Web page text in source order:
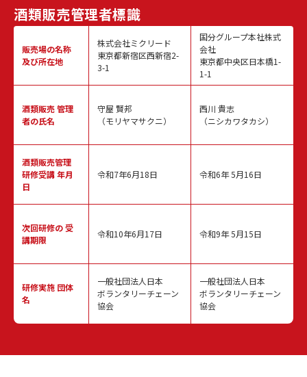
酒類販売管理者標識
販売場の名称
及び所在地
酒類販売管理
者の氏名
酒類販売管理
研修受講 年月
日
次回研修の受
講期限
研修実施 団体
名
株式会社ミクリード
東京都新宿区西新宿2-
3-1
守屋 賢邦
（モリヤマサクニ）
令和7年6月18日
令和10年6月17日
一般社団法人日本
ボランタリーチェーン
協会
国分グループ本社株式
会社
東京都中央区日本橋1-
1-1
西川 貴志
（ニシカワタカシ）
令和6年 5月16日
令和9年 5月15日
一般社団法人日本
ボランタリーチェーン
協会